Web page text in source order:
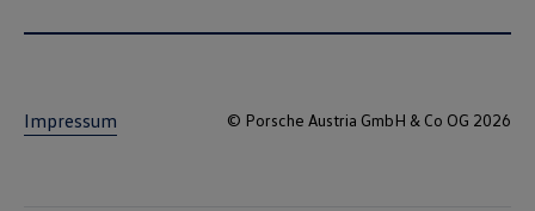
Impressum © Porsche Austria GmbH & Co OG 2026